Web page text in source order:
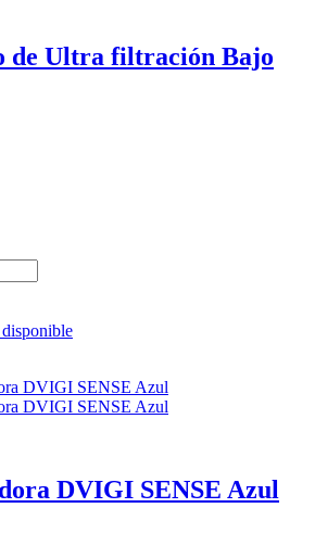
de Ultra filtración Bajo
DVIGI SENSE Azul